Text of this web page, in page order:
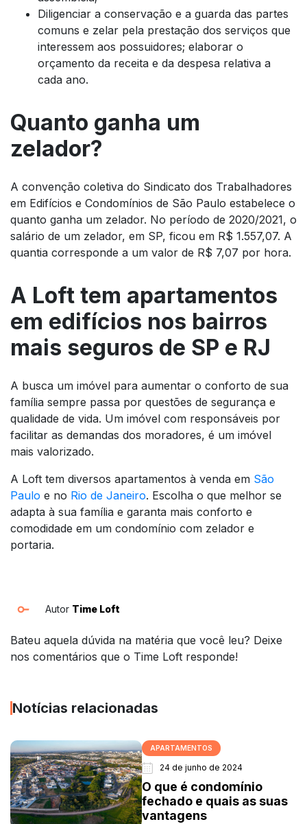
Diligenciar a conservação e a guarda das partes
comuns e zelar pela prestação dos serviços que
interessem aos possuidores; elaborar o
orçamento da receita e da despesa relativa a
cada ano.
Quanto ganha um
zelador?
A convenção coletiva do Sindicato dos Trabalhadores
em Edifícios e Condomínios de São Paulo estabelece o
quanto ganha um zelador. No período de 2020/2021, o
salário de um zelador, em SP, ficou em R$ 1.557,07. A
quantia corresponde a um valor de R$ 7,07 por hora.
A Loft tem apartamentos
em edifícios nos bairros
mais seguros de SP e RJ
A busca um imóvel para aumentar o conforto de sua
família sempre passa por questões de segurança e
qualidade de vida. Um imóvel com responsáveis por
facilitar as demandas dos moradores, é um imóvel
mais valorizado.
A Loft tem diversos apartamentos à venda em São
Paulo e no Rio de Janeiro. Escolha o que melhor se
adapta à sua família e garanta mais conforto e
comodidade em um condomínio com zelador e
portaria.
Autor Time Loft
Bateu aquela dúvida na matéria que você leu? Deixe
nos comentários que o Time Loft responde!
Notícias relacionadas
APARTAMENTOS
24 de junho de 2024
O que é condomínio
fechado e quais as suas
vantagens